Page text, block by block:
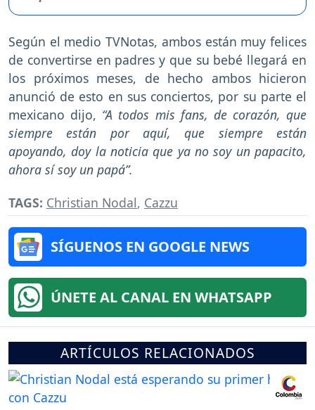
Según el medio TVNotas, ambos están muy felices
de convertirse en padres y que su bebé llegará en
los próximos meses, de hecho ambos hicieron
anunció de esto en sus conciertos, por su parte el
mexicano dijo, “A todos mis fans, de corazón, que
siempre están por aquí, que siempre están
apoyando, doy la noticia que ya no soy un papacito,
ahora sí soy un papá”.
TAGS: Christian Nodal, Cazzu
SÍGUENOS EN GOOGLE NEWS
ÚNETE AL CANAL EN WHATSAPP
ARTÍCULOS RELACIONADOS